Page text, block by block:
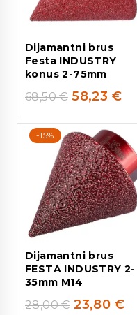
Dijamantni brus
Festa INDUSTRY
konus 2-75mm
68,50€ 58,23 €
-15%
Dijamantni brus
FESTA INDUSTRY 2-
35mm M14
28,00€ 23,80 €